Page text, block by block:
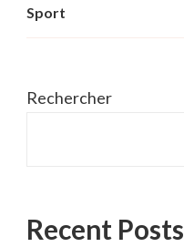
Sport
Rechercher
Recent Posts